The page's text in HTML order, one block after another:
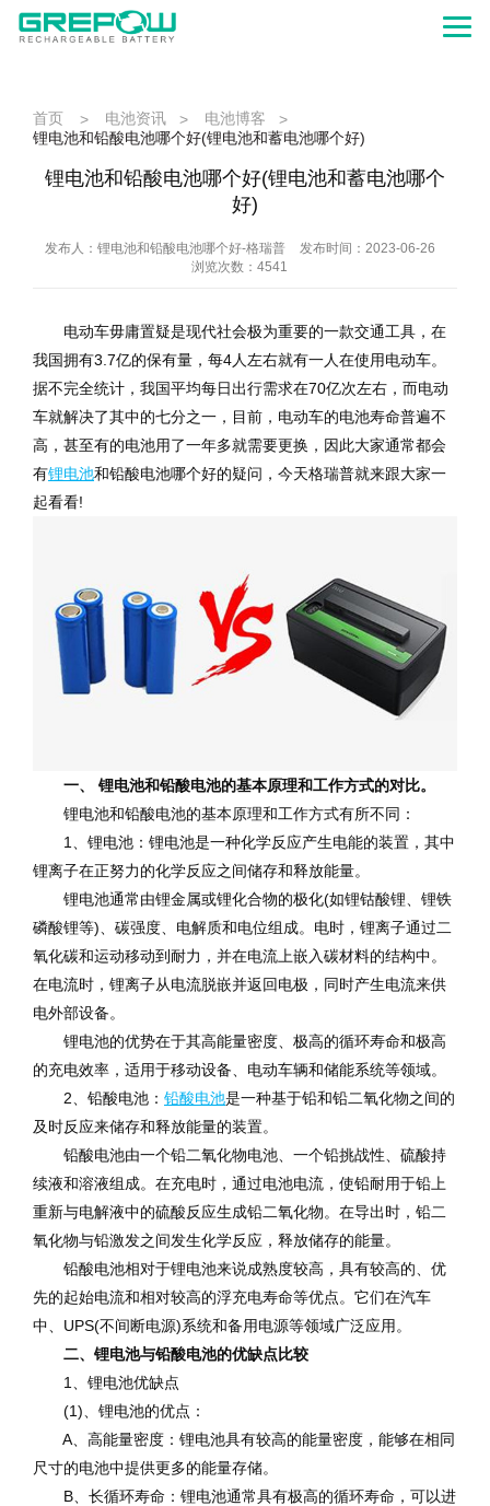
首页 > 电池资讯 > 电池博客
>
锂电池和铅酸电池哪个好(锂电池和蓄电池哪个好)
锂电池和铅酸电池哪个好(锂电池和蓄电池哪个
好)
发布人：锂电池和铅酸电池哪个好-格瑞普
发布时间：2023-06-26
浏览次数：4541
电动车毋庸置疑是现代社会极为重要的一款交通工具，在
我国拥有3.7亿的保有量，每4人左右就有一人在使用电动车。
据不完全统计，我国平均每日出行需求在70亿次左右，而电动
车就解决了其中的七分之一，目前，电动车的电池寿命普遍不
高，甚至有的电池用了一年多就需要更换，因此大家通常都会
有锂电池和铅酸电池哪个好的疑问，今天格瑞普就来跟大家一
起看看!
一、 锂电池和铅酸电池的基本原理和工作方式的对比。
锂电池和铅酸电池的基本原理和工作方式有所不同：
1、锂电池：锂电池是一种化学反应产生电能的装置，其中
锂离子在正努力的化学反应之间储存和释放能量。
锂电池通常由锂金属或锂化合物的极化(如锂钴酸锂、锂铁
磷酸锂等)、碳强度、电解质和电位组成。电时，锂离子通过二
氧化碳和运动移动到耐力，并在电流上嵌入碳材料的结构中。
在电流时，锂离子从电流脱嵌并返回电极，同时产生电流来供
电外部设备。
锂电池的优势在于其高能量密度、极高的循环寿命和极高
的充电效率，适用于移动设备、电动车辆和储能系统等领域。
2、铅酸电池： 铅酸电池是一种基于铅和铅二氧化物之间的
及时反应来储存和释放能量的装置。
铅酸电池由一个铅二氧化物电池、一个铅挑战性、硫酸持
续液和溶液组成。在充电时，通过电池电流，使铅耐用于铅上
重新与电解液中的硫酸反应生成铅二氧化物。在导出时，铅二
氧化物与铅激发之间发生化学反应，释放储存的能量。
铅酸电池相对于锂电池来说成熟度较高，具有较高的、优
先的起始电流和相对较高的浮充电寿命等优点。它们在汽车
中、UPS(不间断电源)系统和备用电源等领域广泛应用。
二、锂电池与铅酸电池的优缺点比较
1、锂电池优缺点
(1)、锂电池的优点：
A、高能量密度：锂电池具有较高的能量密度，能够在相同
尺寸的电池中提供更多的能量存储。
B、长循环寿命：锂电池通常具有极高的循环寿命，可以进